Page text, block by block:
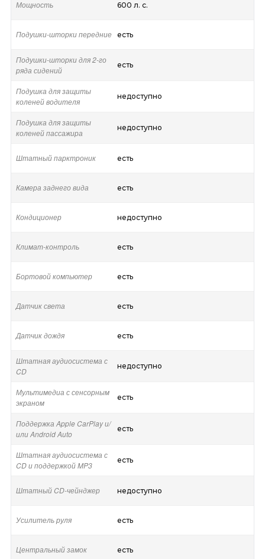
Мощность 600 л. с.
Подушки-шторки передние есть
Подушки-шторки для 2-го
ряда сидений
есть
Подушка для защиты
коленей водителя
недоступно
Подушка для защиты
коленей пассажира
недоступно
Штатный парктроник есть
Камера заднего вида есть
Кондиционер недоступно
Климат-контроль есть
Бортовой компьютер есть
Датчик света есть
Датчик дождя есть
Штатная аудиосистема с
CD
недоступно
Мультимедиа с сенсорным
экраном
есть
Поддержка Apple CarPlay и/
или Android Auto
есть
Штатная аудиосистема с
CD и поддержкой MP3
есть
Штатный CD-чейнджер недоступно
Усилитель руля есть
Центральный замок есть